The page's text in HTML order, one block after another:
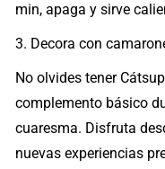
min, apaga y sirve
3. Decora con
No olvides tener
complemento básico
cuaresma. Disfruta
nuevas experiencias